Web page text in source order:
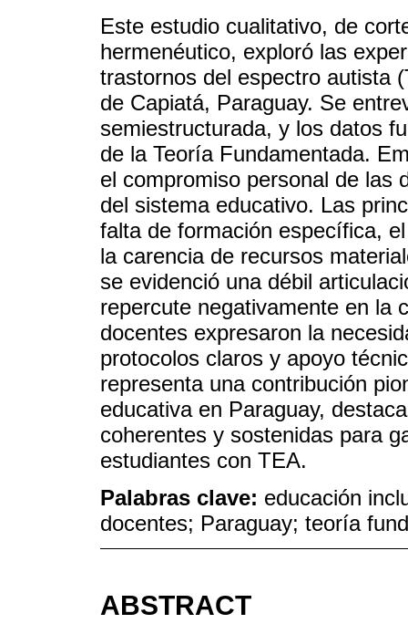
Este estudio cualitativo, de
hermenéutico, exploró las
trastornos del espectro autista
de Capiatá, Paraguay. Se
semiestructurada, y los datos
de la Teoría Fundamentada.
el compromiso personal de las
del sistema educativo. Las
falta de formación específica,
la carencia de recursos
se evidenció una débil
repercute negativamente en la
docentes expresaron la
protocolos claros y apoyo
representa una contribución
educativa en Paraguay,
coherentes y sostenidas para
estudiantes con TEA.
Palabras clave: educación
docentes; Paraguay; teoría
ABSTRACT